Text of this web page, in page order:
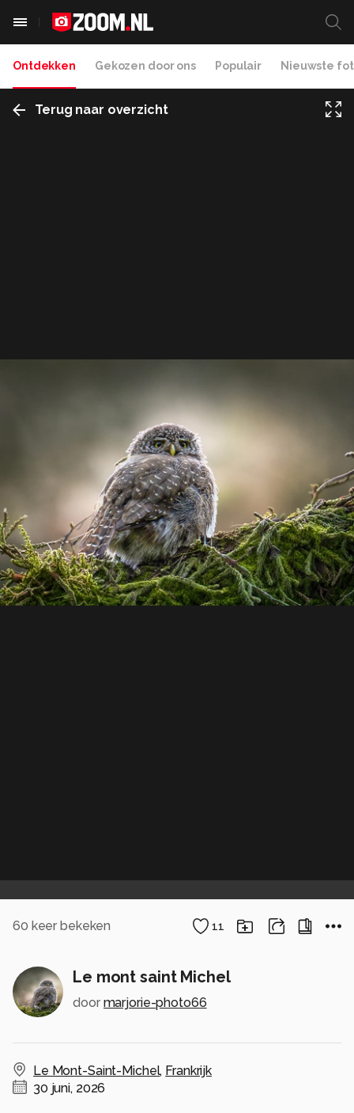
Ontdekken Gekozen door ons Populair Nieuwste
Terug naar overzicht
60 keer bekeken 11
Le mont saint Michel
door marjorie-photo66
Le Mont-Saint-Michel, Frankrijk
30 juni, 2026